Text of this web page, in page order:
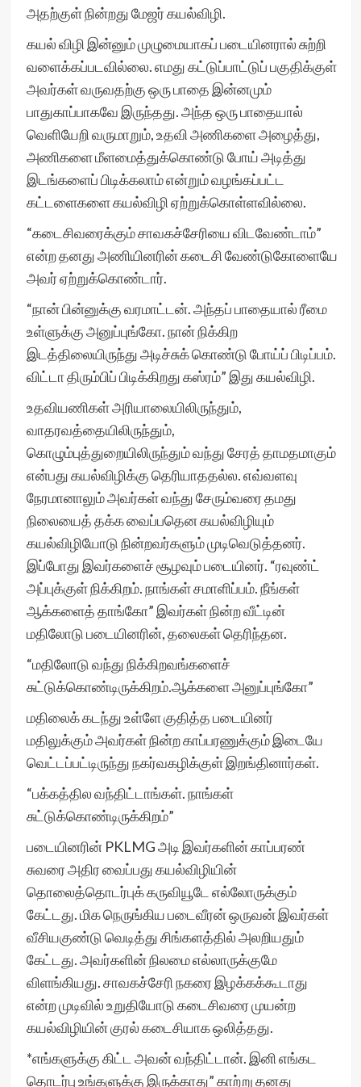
அதற்குள் நின்றது மேஜர் கயல்விழி.
கயல் விழி இன்னும் முழுமையாகப் படையினரால் சுற்றி
வளைக்கப்படவில்லை. எமது கட்டுப்பாட்டுப் பகுதிக்குள்
அவர்கள் வருவதற்கு ஒரு பாதை இன்னமும்
பாதுகாப்பாகவே இருந்தது. அந்த ஒரு பாதையால்
வெளியேறி வருமாறும், உதவி அணிகளை அழைத்து,
அணிகளை மீளமைத்துக்கொண்டு போய் அடித்து
இடங்களைப் பிடிக்கலாம் என்றும் வழங்கப்பட்ட
கட்டளைகளை கயல்விழி ஏற்றுக்கொள்ளவில்லை.
“கடைசிவரைக்கும் சாவகச்சேரியை விடவேண்டாம்”
என்ற தனது அணியினரின் கடைசி வேண்டுகோளையே
அவர் ஏற்றுக்கொண்டார்.
“நான் பின்னுக்கு வரமாட்டன். அந்தப் பாதையால் ரீமை
உள்ளுக்கு அனுப்புங்கோ. நான் நிக்கிற
இடத்திலையிருந்து அடிச்சுக் கொண்டு போய்ப் பிடிப்பம்.
விட்டா திரும்பிப் பிடிக்கிறது கஸ்ரம்” இது கயல்விழி.
உதவியணிகள் அரியாலையிலிருந்தும்,
வாதரவத்தையிலிருந்தும்,
கொழும்புத்துறையிலிருந்தும் வந்து சேரத் தாமதமாகும்
என்பது கயல்விழிக்கு தெரியாததல்ல. எவ்வளவு
நேரமானாலும் அவர்கள் வந்து சேரும்வரை தமது
நிலையைத் தக்க வைப்பதென கயல்விழியும்
கயல்விழியோடு நின்றவர்களும் முடிவெடுத்தனர்.
இப்போது இவர்களைச் சூழவும் படையினர். “ரவுண்ட்
அப்புக்குள் நிக்கிறம். நாங்கள் சமாளிப்பம். நீங்கள்
ஆக்களைத் தாங்கோ” இவர்கள் நின்ற வீட்டின்
மதிலோடு படையினரின், தலைகள் தெரிந்தன.
“மதிலோடு வந்து நிக்கிறவங்களைச்
சுட்டுக்கொண்டிருக்கிறம்.ஆக்களை அனுப்புங்கோ”
மதிலைக் கடந்து உள்ளே குதித்த படையினர்
மதிலுக்கும் அவர்கள் நின்ற காப்பரணுக்கும் இடையே
வெட்டப்பட்டிருந்து நகர்வகழிக்குள் இறங்தினார்கள்.
“பக்கத்தில வந்திட்டாங்கள். நாங்கள்
சுட்டுக்கொண்டிருக்கிறம்”
படையினரின் PKLMG அடி இவர்களின் காப்பரண்
சுவரை அதிர வைப்பது கயல்விழியின்
தொலைத்தொடர்புக் கருவியூடே எல்லோருக்கும்
கேட்டது. மிக நெருங்கிய படைவீரன் ஒருவன் இவர்கள்
வீசியகுண்டு வெடித்து சிங்களத்தில் அலறியதும்
கேட்டது. அவர்களின் நிலமை எல்லாருக்குமே
விளங்கியது. சாவகச்சேரி நகரை இழக்கக்கூடாது
என்ற முடிவில் உறுதியோடு கடைசிவரை முயன்ற
கயல்விழியின் குரல் கடைசியாக ஒலித்தது.
*எங்களுக்கு கிட்ட அவன் வந்திட்டான். இனி எங்கட
தொடர்பு உங்களுக்கு இருக்காது” காற்று தனது